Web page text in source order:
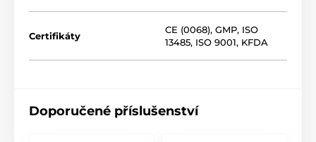
Certifikáty
CE (0068), GMP, ISO
13485, ISO 9001, KFDA
Doporučené příslušenství